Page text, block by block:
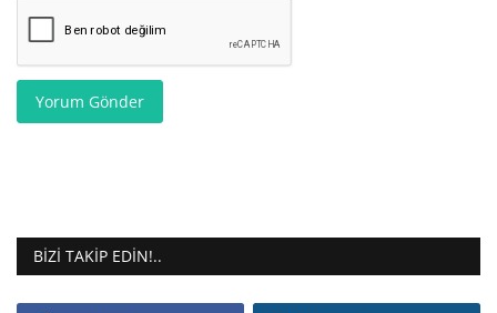
Yorum Gönder
BIZI TAKIP EDIN!..